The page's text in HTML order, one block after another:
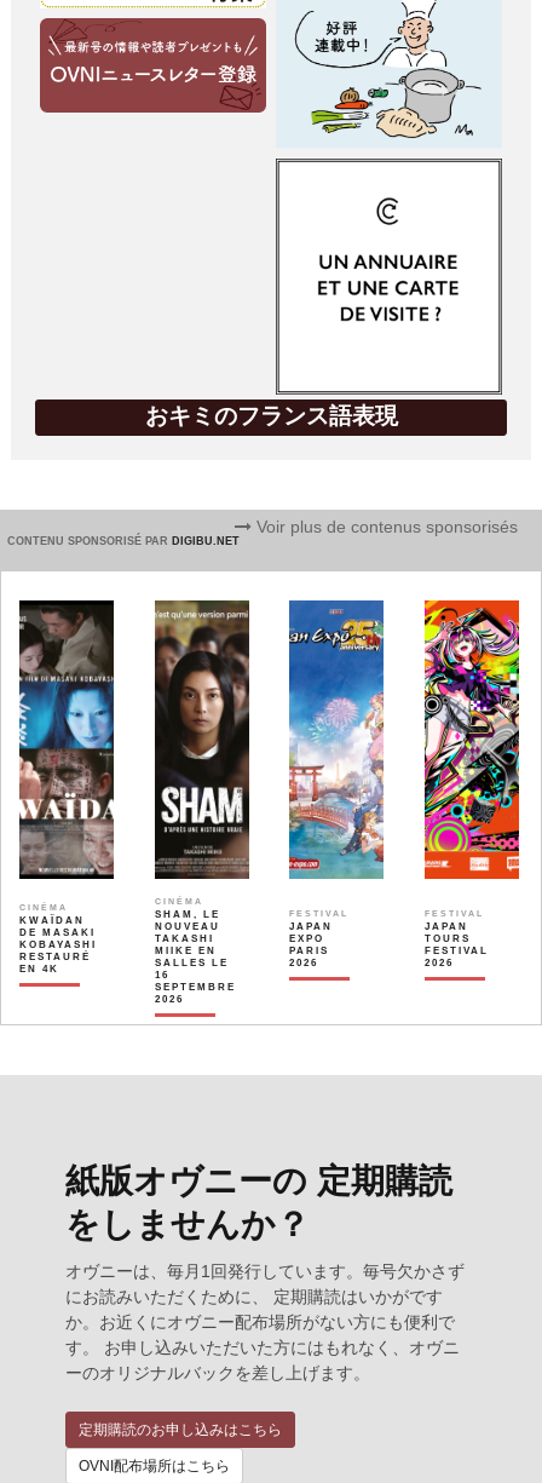
おキミのフランス語表現
CONTENU SPONSORISÉ PAR DIGIBU.NET
Voir plus de contenus sponsorisés
CINÉMA
KWAÏDAN
DE MASAKI
KOBAYASHI
RESTAURÉ
EN 4K
CINÉMA
SHAM, LE
NOUVEAU
TAKASHI
MIIKE EN
SALLES LE
16
SEPTEMBRE
2026
FESTIVAL
JAPAN
EXPO
PARIS
2026
FESTIVAL
JAPAN
TOURS
FESTIVAL
2026
紙版オヴニーの 定期購読
をしませんか？
オヴニーは、毎月1回発行しています。毎号欠かさず
にお読みいただくために、 定期購読はいかがです
か。お近くにオヴニー配布場所がない方にも便利で
す。 お申し込みいただいた方にはもれなく、オヴニ
ーのオリジナルバックを差し上げます。
定期購読のお申し込みはこちら
OVNI配布場所はこちら